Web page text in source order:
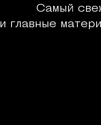
Самый
и главные